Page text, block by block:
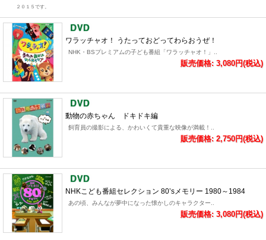
２０１５です。
ワラッチャオ！ うたっておどってわらおうぜ！
NHK・BSプレミアムの子ども番組「ワラッチャオ！」..
販売価格: 3,080円(税込)
動物の赤ちゃん ドキドキ編
飼育員の撮影による、かわいくて貴重な映像が満載！..
販売価格: 2,750円(税込)
NHKこども番組セレクション 80’sメモリー 1980～1984
あの頃、みんなが夢中になった懐かしのキャラクター..
販売価格: 3,080円(税込)